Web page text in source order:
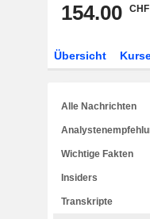
154.00 CHF
Übersicht
Alle Nachrichten
Wichtige Fakten
Insiders
Transkripte